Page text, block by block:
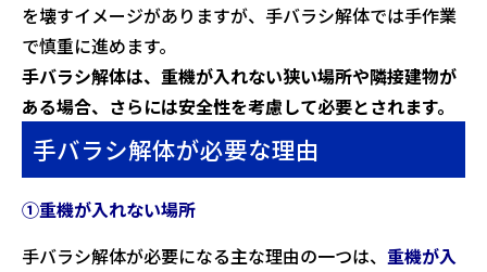
を壊すイメージがありますが、手バラシ解体では手作業
で慎重に進めます。
手バラシ解体は、重機が入れない狭い場所や隣接建物が
ある場合、さらには安全性を考慮して必要とされます。
手バラシ解体が必要な理由
①重機が入れない場所
手バラシ解体が必要になる主な理由の一つは、 重機が入